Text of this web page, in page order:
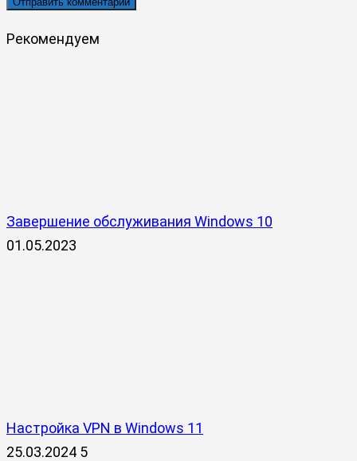
Рекомендуем
Завершение обслуживания Windows 10
01.05.2023
Настройка VPN в Windows 11
25.03.2024 5